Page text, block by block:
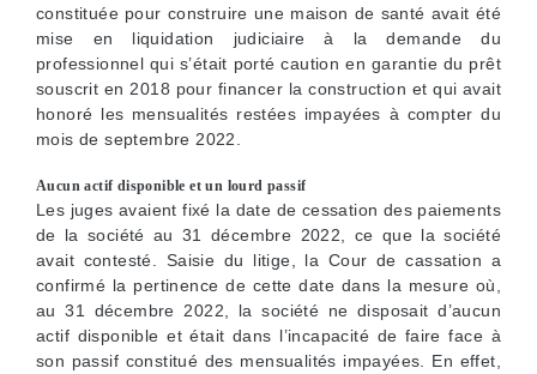
constituée pour construire une maison de santé avait été
mise en liquidation judiciaire à la demande du
professionnel qui s’était porté caution en garantie du prêt
souscrit en 2018 pour financer la construction et qui avait
honoré les mensualités restées impayées à compter du
mois de septembre 2022.
Aucun actif disponible et un lourd passif
Les juges avaient fixé la date de cessation des paiements
de la société au 31 décembre 2022, ce que la société
avait contesté. Saisie du litige, la Cour de cassation a
confirmé la pertinence de cette date dans la mesure où,
au 31 décembre 2022, la société ne disposait d’aucun
actif disponible et était dans l’incapacité de faire face à
son passif constitué des mensualités impayées. En effet,